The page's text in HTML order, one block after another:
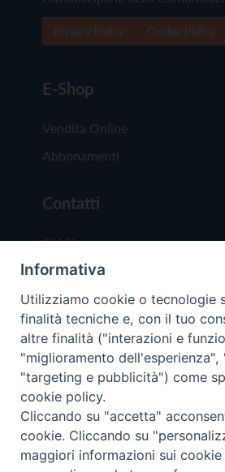
E-Shop
Vendita Online
Abbonamenti
Contatti
Chi Siamo
Redazione
Scrivici
Copyright © 2019 - Tutti i
Trentina Editrice
Privacy Policy
Informativa
Utilizziamo cookie o tecnologie
finalità tecniche e, con il tuo
altre finalità ("interazioni e
"miglioramento dell'esperienza",
"targeting e pubblicità") come
cookie policy.
Cliccando su "accetta"
cookie. Cliccando su
maggiori informazioni sui